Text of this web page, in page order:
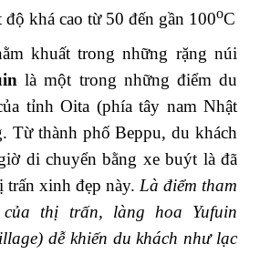
độ khá cao từ 50 đến gần 100oC
khuất trong những rặng núi
là một trong những điểm du
tỉnh Oita (phía tây nam Nhật
Từ thành phố Beppu, du khách
di chuyển bằng xe buýt là đã
trấn xinh đẹp này. Là điểm tham
thị trấn, làng hoa Yufuin
dễ khiến du khách như lạc